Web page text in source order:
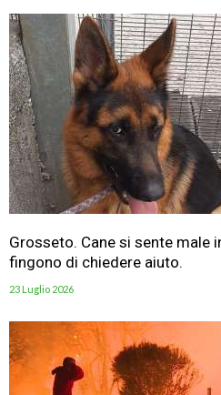
Grosseto. Cane si sente male
fingono di chiedere aiuto.
23 Luglio 2026